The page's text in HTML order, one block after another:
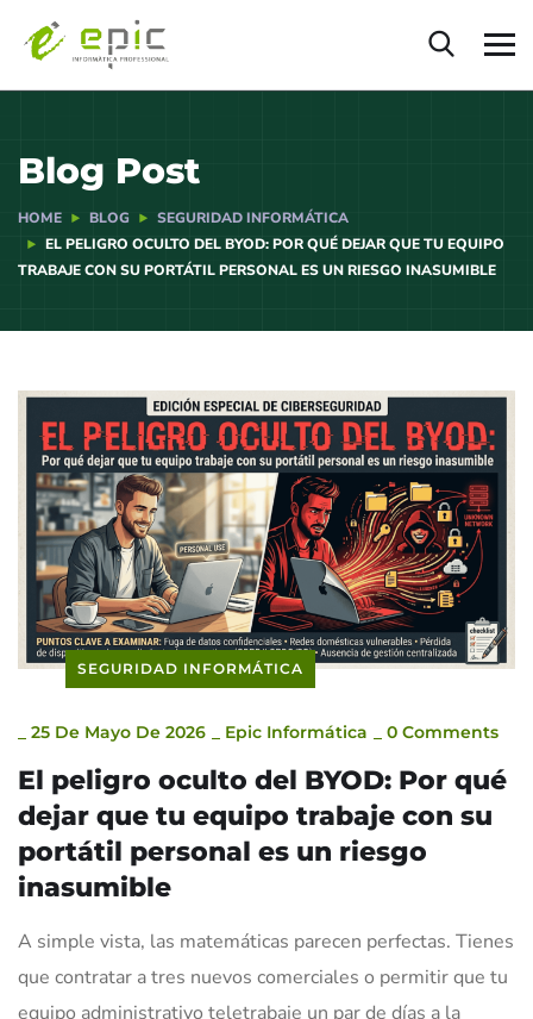
Blog Post
HOME BLOG
SEGURIDAD INFORMÁTICA
EL PELIGRO OCULTO DEL BYOD: POR QUÉ DEJAR QUE TU EQUIPO
TRABAJE CON SU PORTÁTIL PERSONAL ES UN RIESGO INASUMIBLE
SEGURIDAD INFORMÁTICA
25 De Mayo De 2026 Epic Informática 0 Comments
El peligro oculto del BYOD: Por qué
dejar que tu equipo trabaje con su
portátil personal es un riesgo
inasumible
A simple vista, las matemáticas parecen perfectas. Tienes
que contratar a tres nuevos comerciales o permitir que tu
equipo administrativo teletrabaje un par de días a la